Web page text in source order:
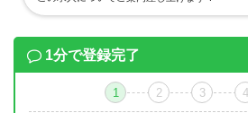
1分で登録完了
1 2 3 4